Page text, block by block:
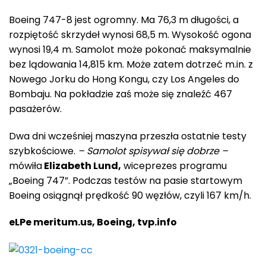
Boeing 747-8 jest ogromny. Ma 76,3 m długości, a
rozpiętość skrzydeł wynosi 68,5 m. Wysokość ogona
wynosi 19,4 m. Samolot może pokonać maksymalnie
bez lądowania 14,815 km. Może zatem dotrzeć m.in. z
Nowego Jorku do Hong Kongu, czy Los Angeles do
Bombaju. Na pokładzie zaś może się znaleźć 467
pasażerów.
Dwa dni wcześniej maszyna przeszła ostatnie testy
szybkościowe. – Samolot spisywał się dobrze –
mówiłaElizabeth Lund, wiceprezes programu
„Boeing 747”. Podczas testów na pasie startowym
Boeing osiągnął prędkość 90 węzłów, czyli 167 km/h.
eLPe meritum.us, Boeing, tvp.info